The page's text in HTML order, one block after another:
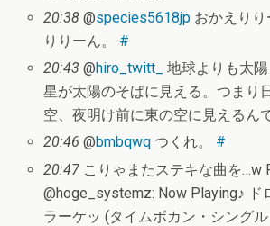
20:38 @species5618jp おかえりり
りりーん。 #
20:43 @hiro_twitt_
地球よりも太
星が太陽のそばに見える。つまり
空、夜明け前に東の空に見えるん
20:46 @bmbqwq つくれ。 #
20:47 こりゃまたステキな曲を…w
@hoge_systemz: Now Playing♪ ド
ラーケッ (タイムボカン・シング